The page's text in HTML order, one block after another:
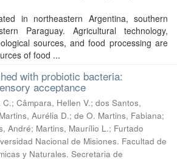
in northeastern Argentina, southern
Paraguay. Agricultural technology,
sources, and food processing are
of food ...
with probiotic bacteria:
acceptance
Câmpara, Hellen V.; dos Santos,
Aurélia D.; de O. Martins, Fabiana;
André; Martins, Maurílio L.; Furtado
Nacional de Misiones. Facultad de
y Naturales. Secretaria de